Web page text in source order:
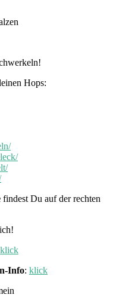
Hops:
findest Du auf der rechten
klick
Info: klick